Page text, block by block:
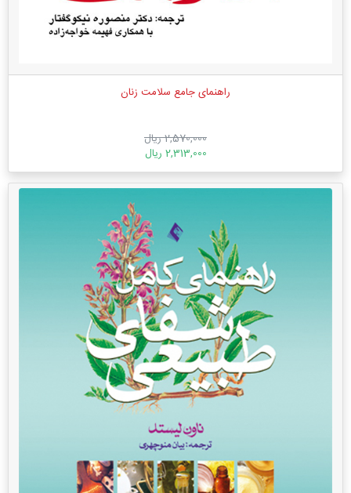
راهنمای جامع سلامت زنان
2,570,000 ریال
2,313,000 ریال